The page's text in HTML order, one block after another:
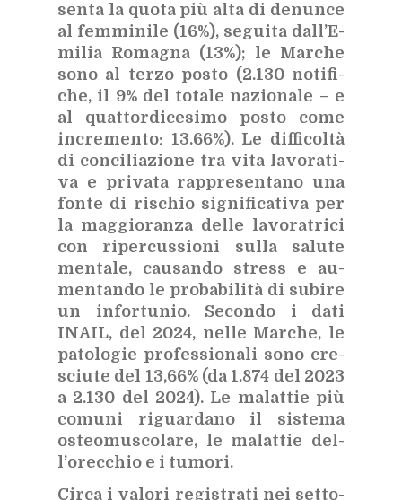
sen­ta la quo­ta più alta di de­nun­ce
al fem­mi­ni­le (16%), se­gui­ta dal­l’E­
mi­lia Ro­ma­gna (13%); le Mar­che
sono al ter­zo po­sto (2.130 no­ti­fi­
che, il 9% del to­ta­le na­zio­na­le – e
al quat­tor­di­ce­si­mo po­sto come
in­cre­men­to: 13.66%). Le dif­fi­col­tà
di con­ci­lia­zio­ne tra vita la­vo­ra­ti­
va e pri­va­ta rap­pre­sen­ta­no una
fon­te di ri­schio si­gni­fi­ca­ti­va per
la mag­gio­ran­za del­le la­vo­ra­tri­ci
con ri­per­cus­sio­ni sul­la sa­lu­te
men­ta­le, cau­san­do stress e au­
men­tan­do le pro­ba­bi­li­tà di su­bi­re
un in­for­tu­nio. Se­con­do i dati
INAIL, del 2024, nel­le Mar­che, le
pa­to­lo­gie pro­fes­sio­na­li sono cre­
sciu­te del 13,66% (da 1.874 del 2023
a 2.130 del 2024). Le ma­lat­tie più
co­mu­ni ri­guar­da­no il si­ste­ma
osteo­mu­sco­la­re, le ma­lat­tie del­
l’o­rec­chio e i tu­mo­ri.
Cir­ca i va­lo­ri re­gi­stra­ti nei set­to­